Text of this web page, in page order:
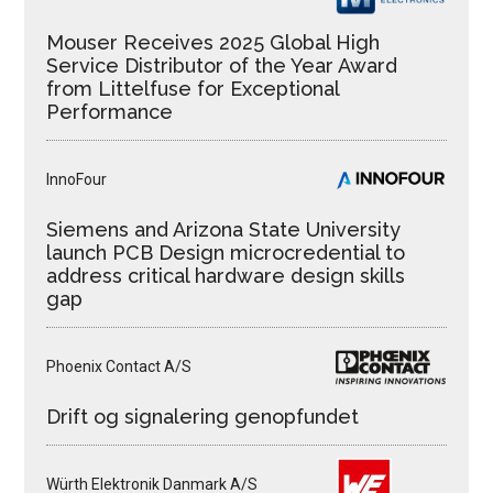
Mouser Receives 2025 Global High
Service Distributor of the Year Award
from Littelfuse for Exceptional
Performance
InnoFour
Siemens and Arizona State University
launch PCB Design microcredential to
address critical hardware design skills
gap
Phoenix Contact A/S
Drift og signalering genopfundet
Würth Elektronik Danmark A/S